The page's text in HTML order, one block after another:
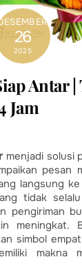
26
2025
Antar |
Jam
menjadi solusi
pesan
langsung
tidak selalu
pengiriman
meningkat.
simbol
makna